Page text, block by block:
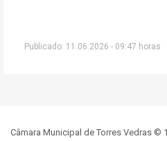
Publicado: 11.06.2026 - 09:47 horas
Câmara Municipal de Torres Vedras ©